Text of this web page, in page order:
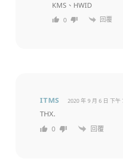
KMS、HWID
0 回覆
ITMS 2020 年 9 月 6 日 下午
THX.
0 回覆